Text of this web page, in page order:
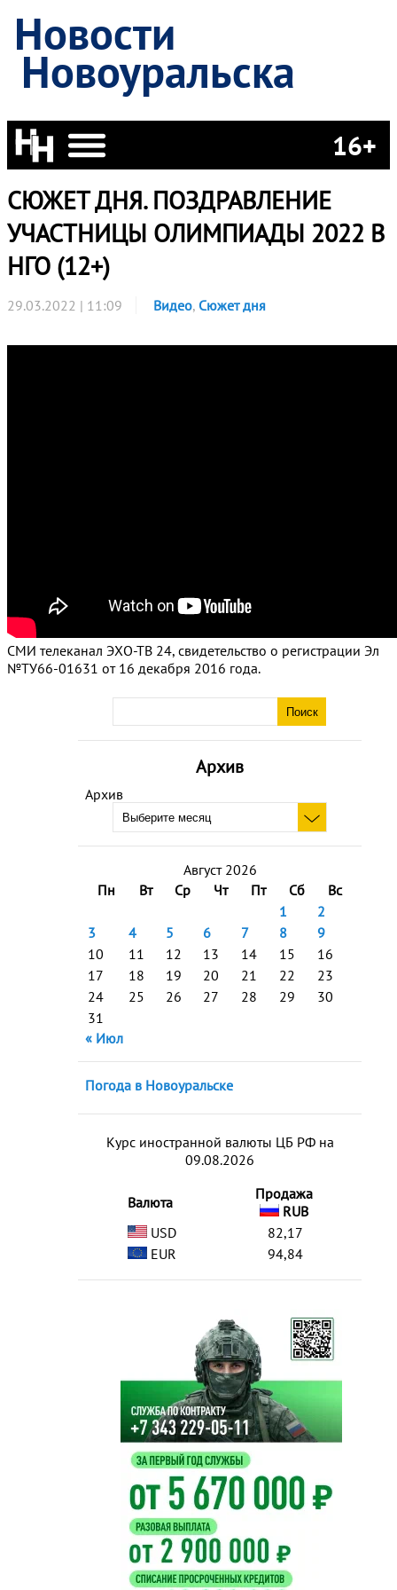
Новости
Новоуральска
16+
Архив
Архив
Август 2026
Пн
Вт Ср Чт Пт Сб
Вс
1
2
3
4 5 6 7 8
9
10
11 12 13 14 15
16
17
18 19 20 21 22
23
24
25 26 27 28 29
30
31
« Июл
Погода в Новоуральске
Курс иностранной валюты ЦБ РФ на
09.08.2026
Валюта
Продажа
RUB
USD
82,17
EUR
94,84
СЮЖЕТ ДНЯ. ПОЗДРАВЛЕНИЕ
УЧАСТНИЦЫ ОЛИМПИАДЫ 2022 В
НГО (12+)
29.03.2022 | 11:09 Видео, Сюжет дня
СМИ телеканал ЭХО-ТВ 24, свидетельство о регистрации Эл
№ТУ66-01631 от 16 декабря 2016 года.